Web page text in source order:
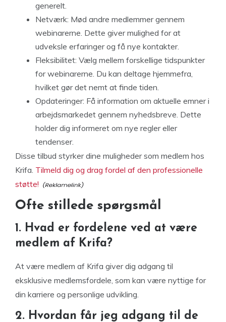
generelt.
Netværk: Mød andre medlemmer gennem
webinarerne. Dette giver mulighed for at
udveksle erfaringer og få nye kontakter.
Fleksibilitet: Vælg mellem forskellige tidspunkter
for webinarerne. Du kan deltage hjemmefra,
hvilket gør det nemt at finde tiden.
Opdateringer: Få information om aktuelle emner i
arbejdsmarkedet gennem nyhedsbreve. Dette
holder dig informeret om nye regler eller
tendenser.
Disse tilbud styrker dine muligheder som medlem hos
Krifa. Tilmeld dig og drag fordel af den professionelle
støtte!
Ofte stillede spørgsmål
1. Hvad er fordelene ved at være
medlem af Krifa?
At være medlem af Krifa giver dig adgang til
eksklusive medlemsfordele, som kan være nyttige for
din karriere og personlige udvikling.
2. Hvordan får jeg adgang til de